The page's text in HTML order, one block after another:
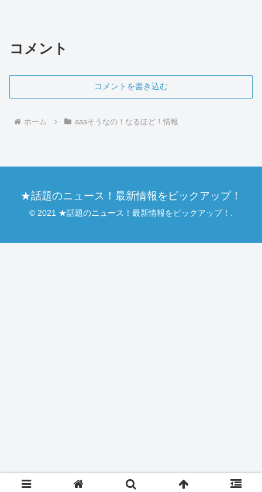
コメント
コメントを書き込む
ホーム aaaそうなの！なるほど！情報
★話題のニュース！最新情報をピックアップ！
© 2021 ★話題のニュース！最新情報をピックアップ！.